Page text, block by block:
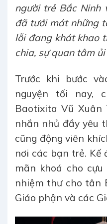
người trẻ Bắc Ninh
đã tưới mát những
lỗi đang khát khao
chia, sự quan tâm ủi
Trước khi bước
nguyện tối nay,
Baotixita Vũ Xuân
nhắn nhủ đầy yêu
cũng động viên
nơi các bạn trẻ. Kế
mãn khoá cho
nhiệm thư cho tân
Giáo phận và các